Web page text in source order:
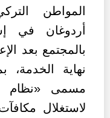
المواطن
أردوغان في
بالمجتمع بعد
نهاية
مسمى «نظام
لاستغلال